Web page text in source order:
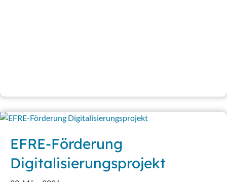
EFRE-Förderung
Digitalisierungsprojekt